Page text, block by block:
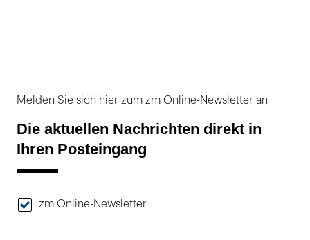
Melden Sie sich hier zum zm Online-Newsletter an
Die aktuellen Nachrichten direkt in
Ihren Posteingang
zm Online-Newsletter